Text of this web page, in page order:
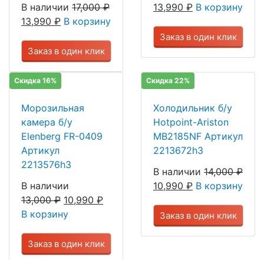
В наличии 17,000₽
13,990 ₽ В корзину
Заказ в один клик
13,990 ₽ В корзину
Заказ в один клик
Скидка 16%
Морозильная
камера б/у
Elenberg FR-0409
Артикул
2213576h3
В наличии
13,000₽ 10,990 ₽
В корзину
Заказ в один клик
Скидка 22%
Холодильник б/у
Hotpoint-Ariston
MB2185NF Артикул
2213672h3
В наличии 14,000₽
10,990 ₽ В корзину
Заказ в один клик